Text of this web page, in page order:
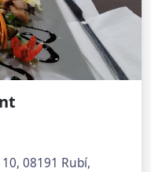
08191 Rubí,